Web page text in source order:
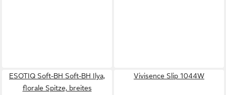
ESOTIQ Soft-BH Soft-BH Ilya,
florale Spitze, breites
Vivisence Slip 1044W